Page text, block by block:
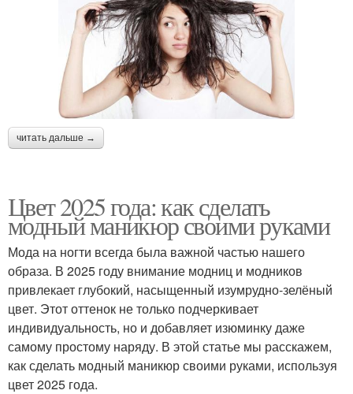
читать дальше →
Цвет 2025 года: как сделать
модный маникюр своими руками
Мода на ногти всегда была важной частью нашего
образа. В 2025 году внимание модниц и модников
привлекает глубокий, насыщенный изумрудно-зелёный
цвет. Этот оттенок не только подчеркивает
индивидуальность, но и добавляет изюминку даже
самому простому наряду. В этой статье мы расскажем,
как сделать модный маникюр своими руками, используя
цвет 2025 года.